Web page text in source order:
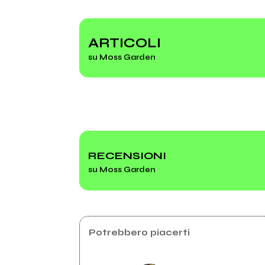
Polvere nel vento MG1
ARTICOLI
su Moss Garden
RECENSIONI
su Moss Garden
Potrebbero piacerti